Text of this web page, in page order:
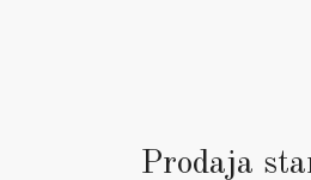
Prodaja